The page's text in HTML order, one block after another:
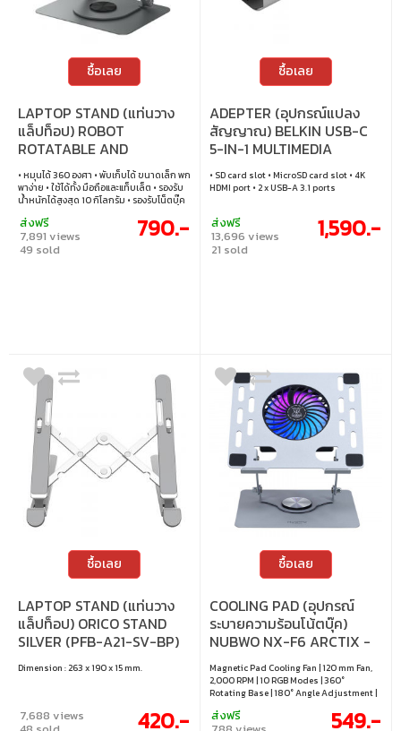
ซื้อเลย
LAPTOP STAND (แท่นวาง
แล็ปท็อป) ROBOT
ROTATABLE AND
FOLDABLE LAPTOP (RT-
LS06)
• หมุนได้ 360 องศา • พับเก็บได้ ขนาดเล็ก พก
พาง่าย • ใช้ได้ทั้ง มือถือและแท็บเล็ต • รองรับ
น้ำหนักได้สูงสุด 10 กิโลกรัม • รองรับโน็ตบุ๊ค
สำหรับ ใช้ในบ้าน สตรีมมิ่ง หรือ เรียน
ออนไลน์ เป็นต้น • ปรับมุมได้ตามต้องการ
ความสูง ความกว้าง สามารถปรับได้ • ฐานกัน
ส่งฟรี
7,891 views
49 sold
790.-
ซื้อเลย
ADEPTER (อุปกรณ์แปลง
สัญญาณ) BELKIN USB-C
5-IN-1 MULTIMEDIA
(AVC007BTSGY)
• SD card slot • MicroSD card slot • 4K
HDMI port • 2 x USB-A 3.1 ports
ส่งฟรี
13,696 views
21 sold
1,590.-
ซื้อเลย
LAPTOP STAND (แท่นวาง
แล็ปท็อป) ORICO STAND
SILVER (PFB-A21-SV-BP)
Dimension : 263 x 190 x 15 mm.
7,688 views 420.-
ซื้อเลย
COOLING PAD (อุปกรณ์
ระบายความร้อนโน้ตบุ๊ค)
NUBWO NX-F6 ARCTIX -
SILVER
Magnetic Pad Cooling Fan | 120 mm Fan,
2,000 RPM | 10 RGB Modes | 360°
Rotating Base | 180° Angle Adjustment |
Design
ส่งฟรี 549.-